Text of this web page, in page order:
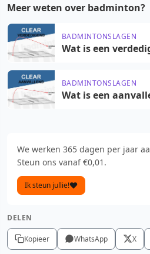
Meer weten over badminton?
BADMINTONSLAGEN
Wat is een
BADMINTONSLAGEN
Wat is een
We werken 365 dagen per jaar
Steun ons vanaf €0,01.
Ik steun jullie!
DELEN
Kopieer WhatsApp X